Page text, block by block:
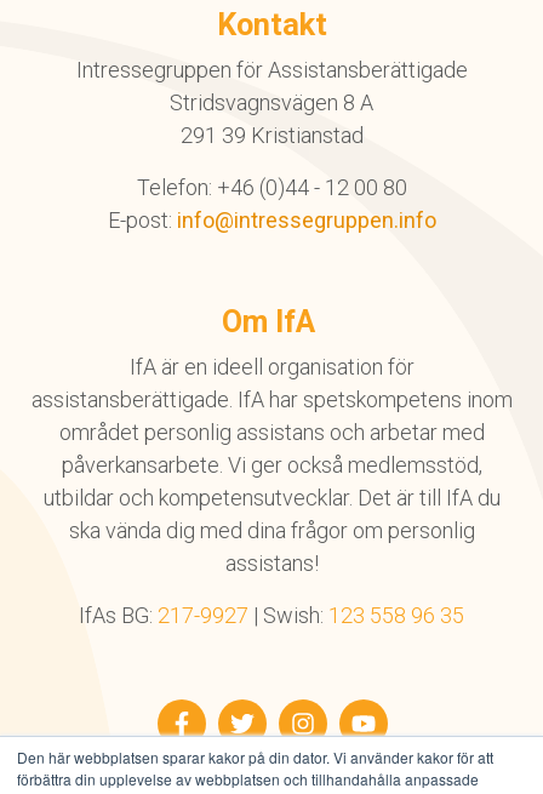
Den här webbplatsen sparar kakor på din dator. Vi använder kakor för att
förbättra din upplevelse av webbplatsen och tillhandahålla anpassade
Kontakt
Intressegruppen för Assistansberättigade
Stridsvagnsvägen 8 A
291 39 Kristianstad
Telefon: +46 (0)44 - 12 00 80
E-post: info@intressegruppen.info
Om IfA
IfA är en ideell organisation för
assistansberättigade. IfA har spetskompetens inom
området personlig assistans och arbetar med
påverkansarbete. Vi ger också medlemsstöd,
utbildar och kompetensutvecklar. Det är till IfA du
ska vända dig med dina frågor om personlig
assistans!
IfAs BG: 217-9927 | Swish: 123 558 96 35
FacebookTwitterInstagramYouTube